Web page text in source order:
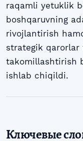
raqamli yetuklik
boshqaruvning
rivojlantirish
strategik qarorlar
takomillashtirish
ishlab chiqildi.
Ключевые